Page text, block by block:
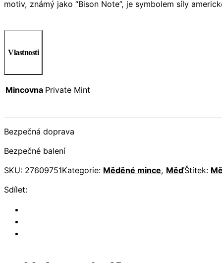
motiv, známý jako “Bison Note”, je symbolem síly
Vlastnosti
Mincovna Private Mint
Bezpečná doprava
Bezpečné balení
SKU: 27609751Kategorie: Měděné mince, MěďŠtítek:
Sdílet: